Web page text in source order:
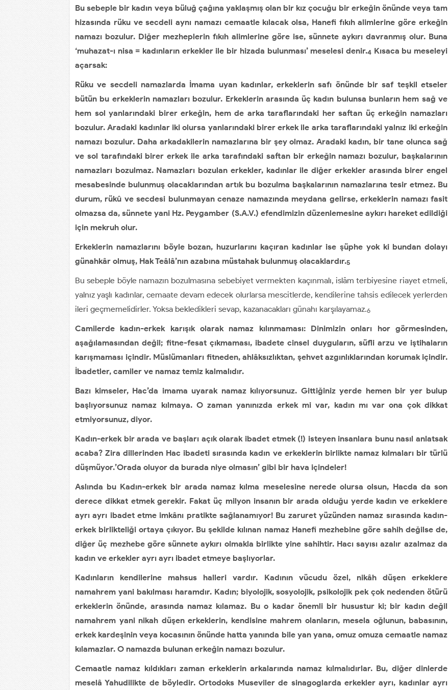
Bu sebeple bir kadın veya büluğ çağına yaklaşmış olan bir kız çocuğu bir erkeğin önünde veya tam
hizasında rüku ve secdeli aynı namazı cemaatle kılacak olsa, Hanefi fıkıh alimlerine göre erkeğin
namazı bozulur. Diğer mezheplerin fıkıh alimlerine göre ise, sünnete aykırı davranmış olur. Buna
‘muhazat-ı nisa = kadınların erkekler ile bir hizada bulunması’ meselesi denir.4Kısaca bu meseleyi
açarsak:
Rüku ve secdeli namazlarda İmama uyan kadınlar, erkeklerin safı önünde bir saf teşkil etseler
bütün bu erkeklerin namazları bozulur. Erkeklerin arasında üç kadın bulunsa bunların hem sağ ve
hem sol yanlarındaki birer erkeğin, hem de arka taraflarındaki her saftan üç erkeğin namazları
bozulur. Aradaki kadınlar iki olursa yanlarındaki birer erkek ile arka taraflarındaki yalnız iki erkeğin
namazı bozulur. Daha arkadakilerin namazlarına bir şey olmaz. Aradaki kadın, bir tane olunca sağ
ve sol tarafındaki birer erkek ile arka tarafındaki saftan bir erkeğin namazı bozulur, başkalarının
namazları bozulmaz. Namazları bozulan erkekler, kadınlar ile diğer erkekler arasında birer engel
mesabesinde bulunmuş olacaklarından artık bu bozulma başkalarının namazlarına tesir etmez. Bu
durum, rükû ve secdesi bulunmayan cenaze namazında meydana gelirse, erkeklerin namazı fasit
olmazsa da, sünnete yani Hz. Peygamber (S.A.V.) efendimizin düzenlemesine aykırı hareket edildiği
için mekruh olur.
Erkeklerin namazlarını böyle bozan, huzurlarını kaçıran kadınlar ise şüphe yok ki bundan dolayı
günahkâr olmuş, Hak Teâlâ’nın azabına müstahak bulunmuş olacaklardır.5
Bu sebeple böyle namazın bozulmasına sebebiyet vermekten kaçınmalı, islâm terbiyesine riayet etmeli,
yalnız yaşlı kadınlar, cemaate devam edecek olurlarsa mescitlerde, kendilerine tahsis edilecek yerlerden
ileri geçmemelidirler. Yoksa bekledikleri sevap, kazanacakları günahı karşılayamaz.6
Camilerde kadın-erkek karışık olarak namaz kılınmaması: Dinimizin onları hor görmesinden,
aşağılamasından değil; fitne-fesat çıkmaması, ibadete cinsel duyguların, süfli arzu ve iştihaların
karışmaması içindir. Müslümanları fitneden, ahlâksızlıktan, şehvet azgınlıklarından korumak içindir.
İbadetler, camiler ve namaz temiz kalmalıdır.
Bazı kimseler, Hac’da imama uyarak namaz kılıyorsunuz. Gittiğiniz yerde hemen bir yer bulup
başlıyorsunuz namaz kılmaya. O zaman yanınızda erkek mi var, kadın mı var ona çok dikkat
etmiyorsunuz, diyor.
Kadın-erkek bir arada ve başları açık olarak ibadet etmek (!) isteyen insanlara bunu nasıl anlatsak
acaba? Zira dillerinden Hac ibadeti sırasında kadın ve erkeklerin birlikte namaz kılmaları bir türlü
düşmüyor.’Orada oluyor da burada niye olmasın’ gibi bir hava içindeler!
Aslında bu Kadın-erkek bir arada namaz kılma meselesine nerede olursa olsun, Hacda da son
derece dikkat etmek gerekir. Fakat üç milyon insanın bir arada olduğu yerde kadın ve erkeklere
ayrı ayrı ibadet etme imkânı pratikte sağlanamıyor! Bu zaruret yüzünden namaz sırasında kadın-
erkek birlikteliği ortaya çıkıyor. Bu şekilde kılınan namaz Hanefi mezhebine göre sahih değilse de,
diğer üç mezhebe göre sünnete aykırı olmakla birlikte yine sahihtir. Hacı sayısı azalır azalmaz da
kadın ve erkekler ayrı ayrı ibadet etmeye başlıyorlar.
Kadınların kendilerine mahsus halleri vardır. Kadının vücudu özel, nikâh düşen erkeklere
namahrem yani bakılması haramdır. Kadın; biyolojik, sosyolojik, psikolojik pek çok nedenden ötürü
erkeklerin önünde, arasında namaz kılamaz. Bu o kadar önemli bir husustur ki; bir kadın değil
namahrem yani nikah düşen erkeklerin, kendisine mahrem olanların, mesela oğlunun, babasının,
erkek kardeşinin veya kocasının önünde hatta yanında bile yan yana, omuz omuza cemaatle namaz
kılamazlar. O namazda bulunan erkeğin namazı bozulur.
Cemaatle namaz kıldıkları zaman erkeklerin arkalarında namaz kılmalıdırlar. Bu, diğer dinlerde
meselâ Yahudilikte de böyledir. Ortodoks Museviler de sinagoglarda erkekler ayrı, kadınlar ayrı